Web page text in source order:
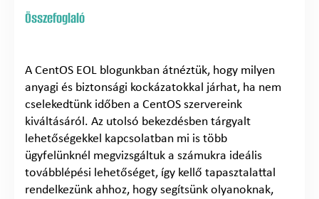
Összefoglaló
A CentOS EOL blogunkban átnéztük, hogy milyen
anyagi és biztonsági kockázatokkal járhat, ha nem
cselekedtünk időben a CentOS szervereink
kiváltásáról. Az utolsó bekezdésben tárgyalt
lehetőségekkel kapcsolatban mi is több
ügyfelünknél megvizsgáltuk a számukra ideális
továbblépési lehetőséget, így kellő tapasztalattal
rendelkezünk ahhoz, hogy segítsünk olyanoknak,